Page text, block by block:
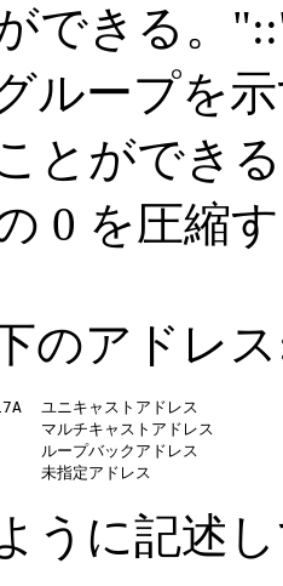
できる。
ループを
とができ
0 を圧縮
のアドレ
ユニキャストアドレス
マルチキャストアドレス
ループバックアドレス
うに記述